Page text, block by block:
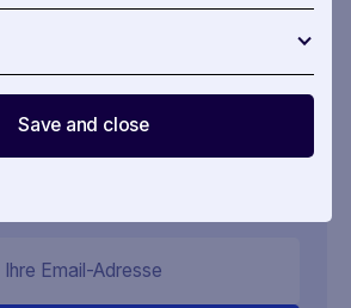
Save and close
Sie den Lärm
unvoreingenommenen